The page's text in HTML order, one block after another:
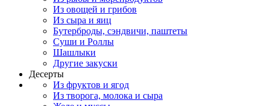
Из овощей и грибов
Из сыра и яиц
Бутерброды, сэндвичи, паштеты
Суши и Роллы
Шашлыки
Другие закуски
Десерты
Из фруктов и ягод
Из творога, молока и сыра